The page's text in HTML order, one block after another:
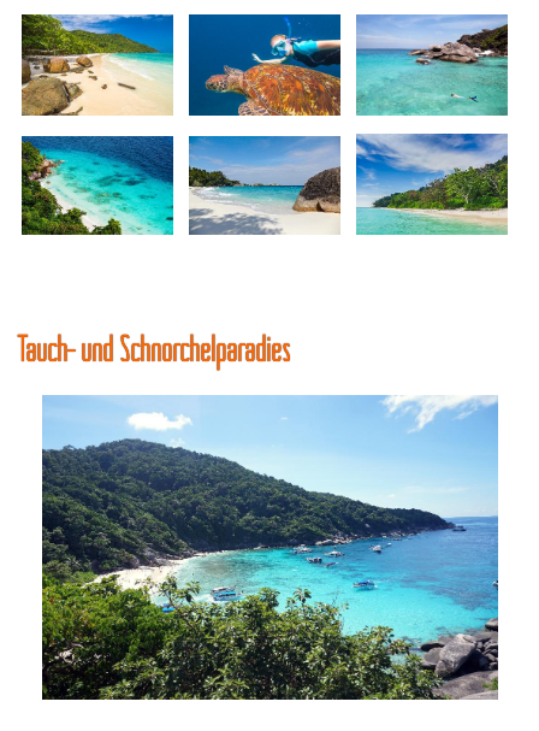
Tauch- und Schnorchelparadies